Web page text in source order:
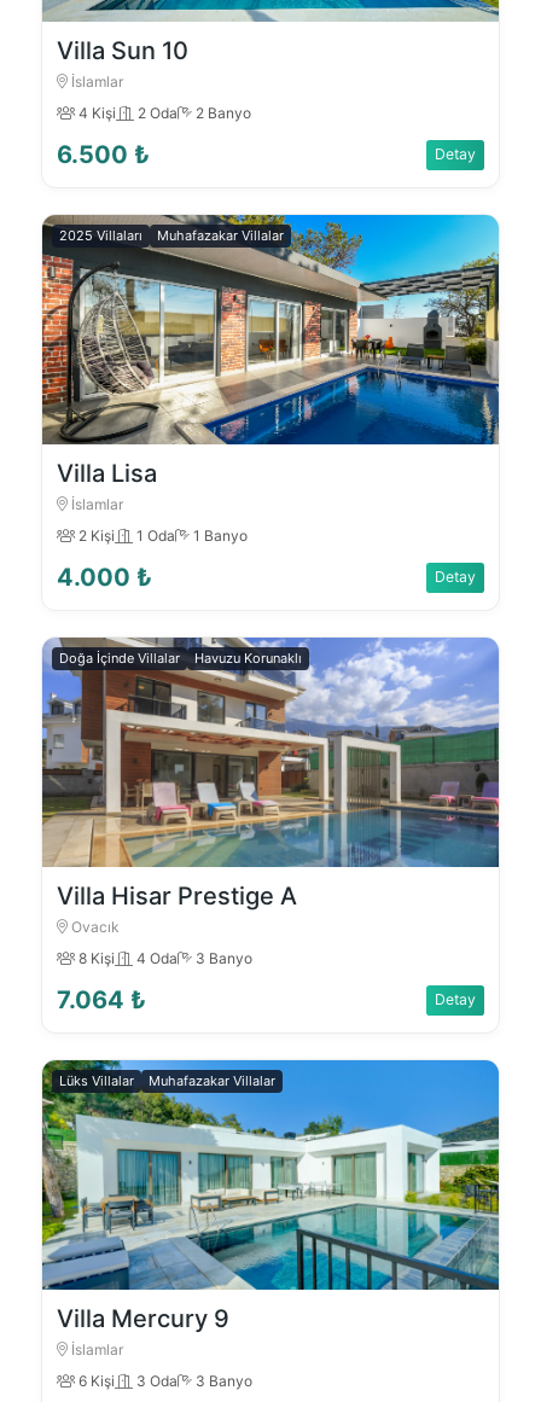
Villa Sun 10
İslamlar
4 Kişi
2 Oda 2 Banyo
6.500 ₺ Detay
2025 Villaları Muhafazakar Villalar
Villa Lisa
İslamlar
2 Kişi
1 Oda 1 Banyo
4.000 ₺ Detay
Doğa İçinde Villalar Havuzu Korunaklı
Villa Hisar Prestige A
Ovacık
8 Kişi
4 Oda 3 Banyo
7.064 ₺ Detay
Lüks Villalar Muhafazakar Villalar
Villa Mercury 9
İslamlar
6 Kişi
3 Oda 3 Banyo